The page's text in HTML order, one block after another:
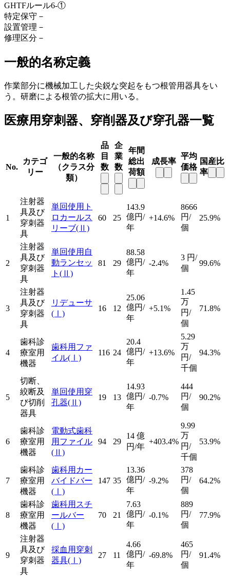
GHTFルール6-①
特定保守 －
設置管理 －
修理区分 －
一般的名称定義
作業部分に機械加工した尖鋭な突起をもつ根管用器具をい
う。研磨による根管の拡大に用いる。
医療用穿刺器、穿削器及び穿孔器一覧
No.
カテゴ
リー
一般的名称
（クラス分
類）
品
目
数
企
業
数
年間
総出
荷額
成長率
平均
価格
国産比
率
1
注射器
具及び
穿刺器
具
単回使用ト
ロカールス
リーブ(Ⅱ)
60 25
143.9
億円/
年
+14.6%
8666
円/
個
25.9%
2
注射器
具及び
穿刺器
具
単回使用自
動ランセッ
ト (Ⅱ)
81 29
88.58
億円/
年
-2.4%
3 円/
個
99.6%
3
注射器
具及び
穿刺器
具
リデューサ
(Ⅰ)
16 12
25.06
億円/
年
+5.1%
1.45
万
円/
個
71.8%
4
歯科診
療室用
機器
歯科用ファ
イル(Ⅰ)
116 24
20.4
億円/
年
+13.6%
5.29
万
円/
千個
94.3%
5
切断、
絞断及
び切削
器具
単回使用穿
孔器(Ⅱ)
19 13
14.93
億円/
年
-0.7%
444
円/
個
90.2%
6
歯科診
療室用
機器
電動式歯科
用ファイル
(Ⅱ)
94 29
14 億
円/年
+403.4%
9.99
万
円/
千個
53.9%
7
歯科診
療室用
機器
歯科用カー
バイドバー
(Ⅰ)
147 35
13.36
億円/
年
-9.2%
378
円/
個
64.2%
8
歯科診
療室用
機器
歯科用スチ
ールバー
(Ⅰ)
70 21
7.63
億円/
年
-0.1%
889
円/
個
77.9%
9
注射器
具及び
穿刺器
具
採血用穿刺
器具(Ⅰ)
27 11
4.66
億円/
年
-69.8%
465
円/
個
91.4%